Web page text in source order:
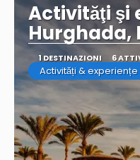
Activităţi şi
Hurghada,
1 DESTINAZIONI 6
Activități & experiențe